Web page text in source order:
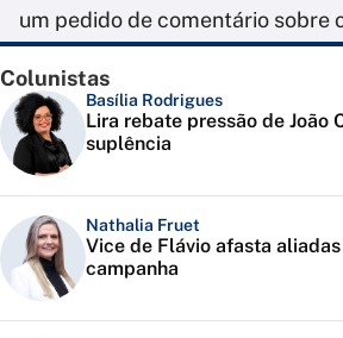
um pedido de comentário sobre
Colunistas
Basília Rodrigues
Lira rebate pressão de João
suplência
Nathalia Fruet
Vice de Flávio afasta
campanha